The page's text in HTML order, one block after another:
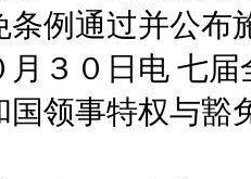
条例通过并公布
月３０日电 七
国领事特权与